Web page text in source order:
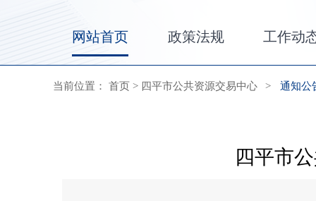
网站首页 政策法规 工作动
当前位置： 首页 > 四平市公共资源交易中心 > 通知公
四平市